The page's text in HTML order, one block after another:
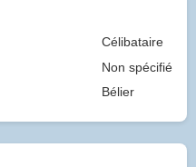
Célibataire
Non spécifié
Bélier